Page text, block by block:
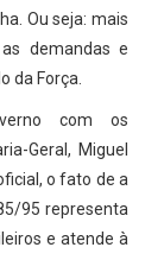
Ou seja: mais
demandas e
da Força.
com os
Geral, Miguel
o fato de a
95 representa
e atende à